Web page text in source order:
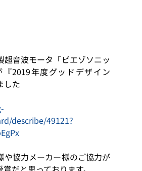
超音波モータ「ピエゾソニッ
2019年度グッドデザイン
した
describe/49121?
や協力メーカー様のご協力が